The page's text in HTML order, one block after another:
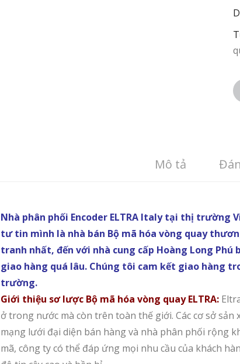
Mô tả
Nhà phân phối Encoder ELTRA Italy tại thị trường
tư tin mình là nhà bán Bộ mã hóa vòng quay
tranh nhất, đến với nhà cung cấp Hoàng Long
giao hàng quá lâu. Chúng tôi cam kết giao hàng
trường.
Giới thiệu sơ lược Bộ mã hóa vòng quay ELTRA:
ở trong nước mà còn trên toàn thế giới. Các cơ sở sản
mạng lưới đại diện bán hàng và nhà phân phối rộng
mã, công ty có thể đáp ứng mọi nhu cầu của khách